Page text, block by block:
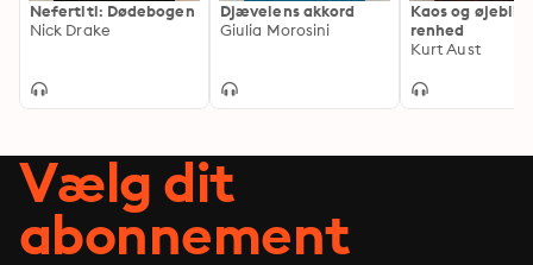
Nefertiti: Dødebogen
Nick Drake
Djævelens akkord
Giulia Morosini
Kaos og
renhed
Kurt Aust
Vælg dit
abonnement